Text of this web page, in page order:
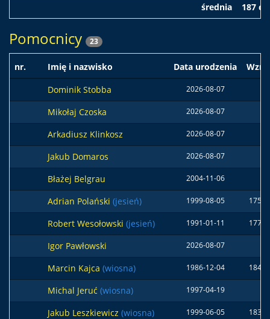
średnia 187
Pomocnicy 23
nr. Imię i nazwisko Data urodzenia
Dominik Stobba
2026-08-07
Mikołaj Czoska 2026-08-07
Arkadiusz Klinkosz 2026-08-07
Jakub Domaros 2026-08-07
Błażej Belgrau 2004-11-06
Adrian Polański (jesień) 1999-08-05 175
Robert Wesołowski (jesień) 1991-01-11 177
Igor Pawłowski 2026-08-07
Marcin Kajca (wiosna) 1986-12-04 184
Michal Jeruć (wiosna) 1997-04-19
Jakub Leszkiewicz (wiosna) 1999-06-05 183